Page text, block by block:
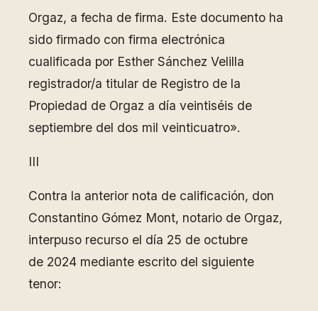
Orgaz, a fecha de firma. Este documento ha
sido firmado con firma electrónica
cualificada por Esther Sánchez Velilla
registrador/a titular de Registro de la
Propiedad de Orgaz a día veintiséis de
septiembre del dos mil veinticuatro».
III
Contra la anterior nota de calificación, don
Constantino Gómez Mont, notario de Orgaz,
interpuso recurso el día 25 de octubre
de 2024 mediante escrito del siguiente
tenor: